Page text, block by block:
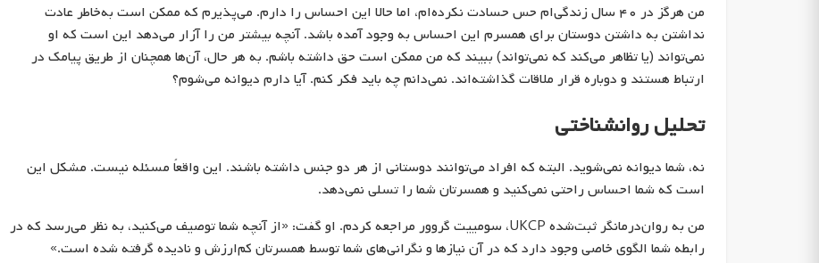
من هرگز در ۴۰ سال زندگی‌ام حس حسادت نکرده‌ام، اما حالا این احساس را دارم. می‌پذیرم که ممکن است به‌خاطر عادت
نداشتن به داشتن دوستان برای همسرم این احساس به وجود آمده باشد. آنچه بیشتر من را آزار می‌دهد این است که او
نمی‌تواند (یا تظاهر می‌کند که نمی‌تواند) ببیند که من ممکن است حق داشته باشم. به هر حال، آن‌ها همچنان از طریق پیامک در
ارتباط هستند و دوباره قرار ملاقات گذاشته‌اند. نمی‌دانم چه باید فکر کنم. آیا دارم دیوانه می‌شوم؟
تحلیل روانشناختی
نه، شما دیوانه نمی‌شوید. البته که افراد می‌توانند دوستانی از هر دو جنس داشته باشند. این واقعاً مسئله نیست. مشکل این
است که شما احساس راحتی نمی‌کنید و همسرتان شما را تسلی نمی‌دهد.
من به روان‌درمانگر ثبت‌شده UKCP، سومییت گروور مراجعه کردم. او گفت: «از آنچه شما توصیف می‌کنید، به نظر می‌رسد که در
رابطه شما الگوی خاصی وجود دارد که در آن نیازها و نگرانی‌های شما توسط همسرتان کم‌ارزش و نادیده گرفته شده است.»